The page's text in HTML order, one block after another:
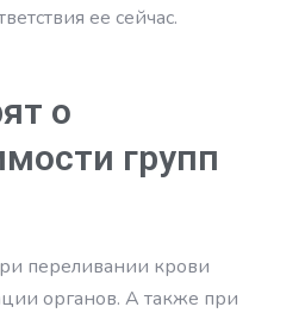
ее сейчас.
о
групп
переливании крови
органов. А также при